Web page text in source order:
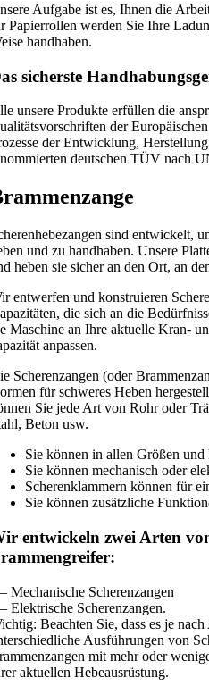
Aufgabe ist es, Ihnen die
Papierrollen werden Sie Ihre
handhaben.
sicherste
unsere Produkte erfüllen die
der
der Entwicklung,
deutschen TÜV nach
sind entwickelt,
und zu handhaben. Unsere
heben sie sicher an den Ort, an
entwerfen und konstruieren
die sich an die
Maschine an Ihre aktuelle Kran-
anpassen.
Scherenzangen (oder
für schweres Heben
Sie jede Art von Rohr oder
Beton usw.
Sie können in allen Größen
Sie können mechanisch oder
Scherenklammern können für
Sie können zusätzliche
entwickeln zwei Arten
Mechanische Scherenzangen
Elektrische Scherenzangen.
Beachten Sie, dass es je
Ausführungen von
mit mehr oder
aktuellen Hebeausrüstung.